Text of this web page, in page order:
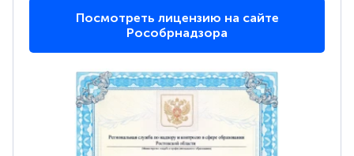
Посмотреть лицензию на сайте
Рособрнадзора